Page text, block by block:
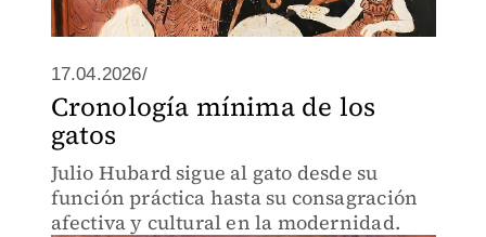
17.04.2026/
Cronología mínima de los
gatos
Julio Hubard sigue al gato desde su
función práctica hasta su consagración
afectiva y cultural en la modernidad.